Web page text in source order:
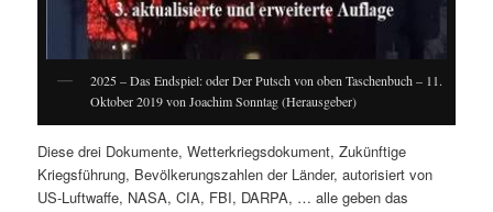
2025 – Das Endspiel: oder Der Putsch von oben Taschenbuch – 11.
Oktober 2019 von Joachim Sonntag (Herausgeber)
Diese drei Dokumente, Wetterkriegsdokument, Zukünftige
Kriegsführung, Bevölkerungszahlen der Länder, autorisiert von
US-Luftwaffe, NASA, CIA, FBI, DARPA, … alle geben das